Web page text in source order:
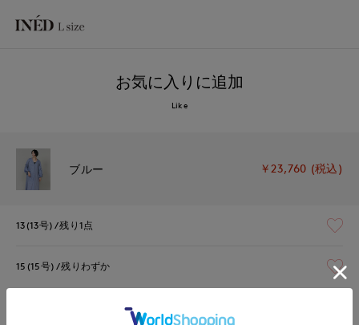
お気に入りに追加
Like
ブルー ￥23,760 (税込)
13(13号) 残り1点
15(15号) 残りわずか